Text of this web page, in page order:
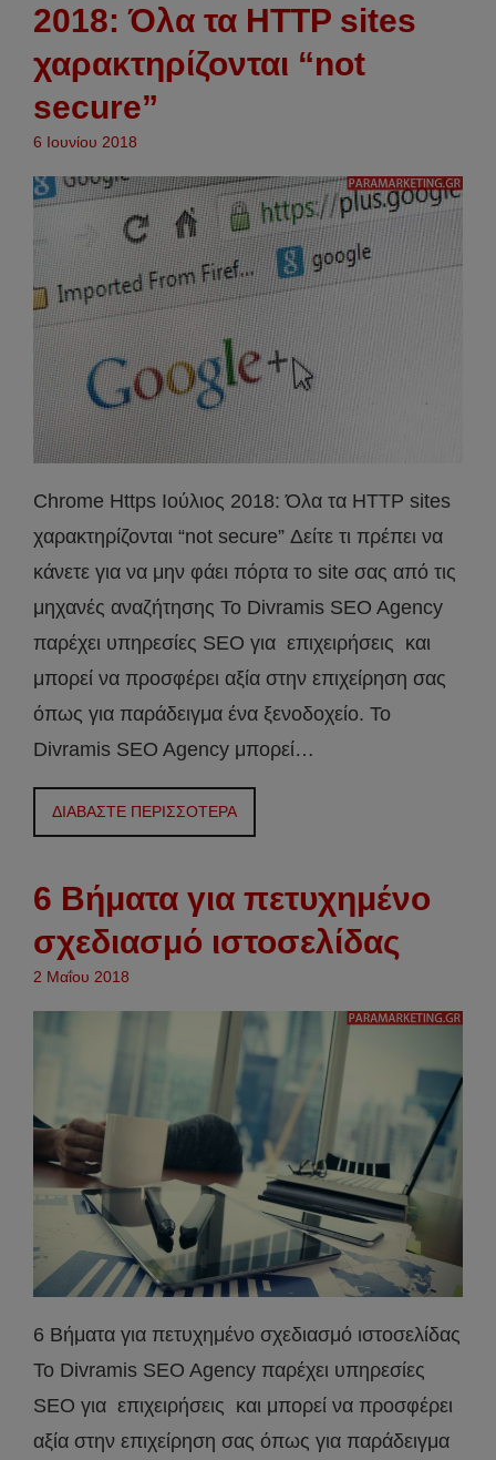
2018: Όλα τα HTTP sites
χαρακτηρίζονται “not
secure”
6 Ιουνίου 2018
Chrome Https Ιούλιος 2018: Όλα τα HTTP sites
χαρακτηρίζονται “not secure” Δείτε τι πρέπει να
κάνετε για να μην φάει πόρτα το site σας από τις
μηχανές αναζήτησης Το Divramis SEO Agency
παρέχει υπηρεσίες SEO για επιχειρήσεις και
μπορεί να προσφέρει αξία στην επιχείρηση σας
όπως για παράδειγμα ένα ξενοδοχείο. Το
Divramis SEO Agency μπορεί…
ΔΙΑΒΑΣΤΕ ΠΕΡΙΣΣΟΤΕΡΑ
6 Βήματα για πετυχημένο
σχεδιασμό ιστοσελίδας
2 Μαΐου 2018
6 Βήματα για πετυχημένο σχεδιασμό ιστοσελίδας
Το Divramis SEO Agency παρέχει υπηρεσίες
SEO για επιχειρήσεις και μπορεί να προσφέρει
αξία στην επιχείρηση σας όπως για παράδειγμα